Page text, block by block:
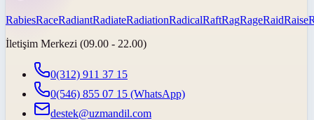
RabiesRaceRadiantRadiateRadiationRadicalRaftRagRageRaidRaise
İletişim Merkezi (09.00 - 22.00)
0(312) 911 37 15
0(546) 855 07 15 (WhatsApp)
destek@uzmandil.com